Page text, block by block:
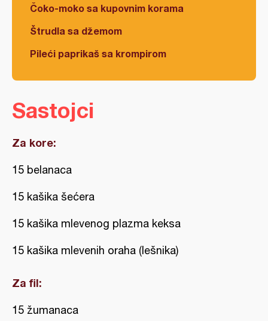
Čoko-moko sa kupovnim korama
Štrudla sa džemom
Pileći paprikaš sa krompirom
Sastojci
Za kore:
15 belanaca
15 kašika šećera
15 kašika mlevenog plazma keksa
15 kašika mlevenih oraha (lešnika)
Za fil:
15 žumanaca